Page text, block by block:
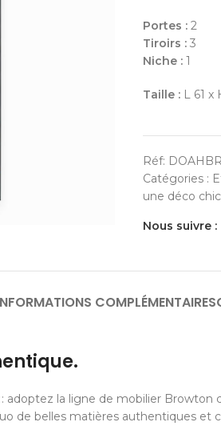
Portes :2
Tiroirs :3
Niche :1
Taille :L 61 x
Réf:
Catégories :
une déco chic
Nous suivre :
COMPLÉMENTAIRES
adoptez la ligne de mobilier Browton
de belles matières authentiques et